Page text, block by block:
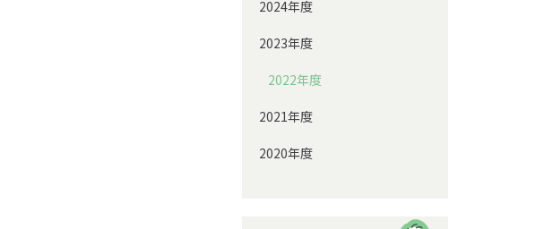
2024年度
2023年度
2022年度
2021年度
2020年度